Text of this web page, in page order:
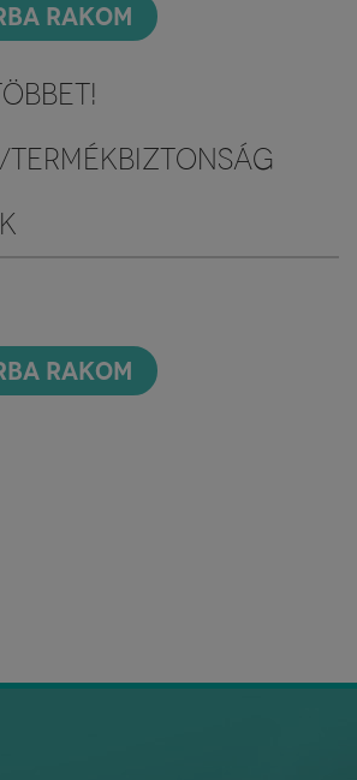
RAKOM
RAKOM